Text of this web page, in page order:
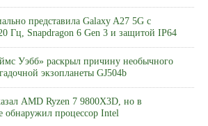
представила Galaxy A27 5G с
Гц, Snapdragon 6 Gen 3 и защитой IP64
Уэбб» раскрыл причину необычного
экзопланеты GJ504b
AMD Ryzen 7 9800X3D, но в
обнаружил процессор Intel